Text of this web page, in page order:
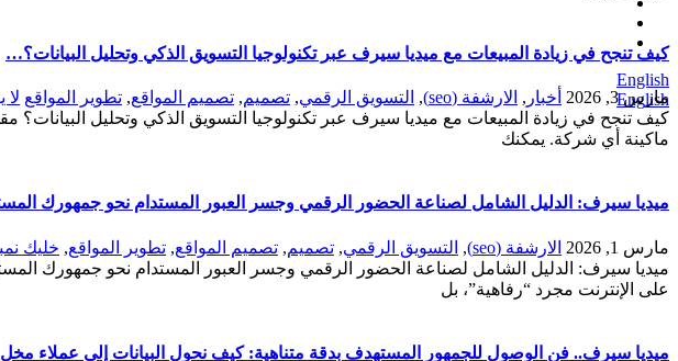
English
English
كيف تنجح في زيادة المبيعات مع ميديا سيرف عبر تكنولوجيا التسويق الذكي وتحليل البيانات؟…
مارس 3, 2026 أخبار , الارشفة (seo) , التسويق الرقمي, تصميم, تصميم المواقع, تطوير المواقع لا
كيف تنجح في زيادة المبيعات مع ميديا سيرف عبر تكنولوجيا التسويق الذكي وتحليل البيانات؟
ماكينة أي شركة. يمكنك
ميديا سيرف: الدليل الشامل لصناعة الحضور الرقمي وجسر العبور المستدام نحو جمهورك
مارس 1, 2026 الارشفة (seo) , التسويق الرقمي, تصميم, تصميم المواقع, تطوير المواقع, خليك نمبر
ميديا سيرف: الدليل الشامل لصناعة الحضور الرقمي وجسر العبور المستدام نحو جمهورك
على الإنترنت مجرد “رفاهية”، بل
ميديا سيرف.. فن الوصول للجمهور المستهدف بدقة متناهية: كيف نحول البيانات إلى عملاء